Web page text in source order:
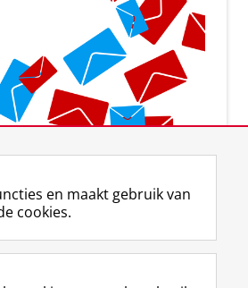
de nieuwsbrief
op
en maakt gebruik van
cookies.